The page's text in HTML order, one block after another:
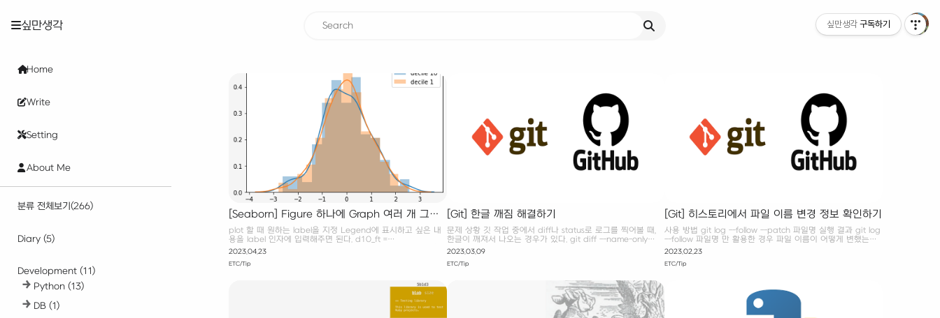
싶만생각
Home
Write
Setting
About Me
분류 전체보기(266)
Diary (5)
Development (11)
Python(13)
DB(1)
[Seaborn] Figure 하나에 Graph 여러 개 그릴
때 Legend 표시하기
plot 할 때 원하는 label을 지정 Legend에 표시하고 싶은 내
용을 label 인자에 입력해주면 된다. d10_ft =
check3[(check3['choice'] == 1)&(check3['decile'] == 10)]
['TOTL_SQ_FT_CNT'] d1_ft = check3[(check3['choice'] ==
1)&(check3['decile'] == 1)]['TOTL_SQ_FT_CNT'] f, ax =
10',ax=ax) sns.distplot(d1_ft, label = 'decile 1',ax=ax)
ax.legend() 참고 How to add legend to seaborn mult..
2023.04.23
ETC/Tip
[Git] 한글 깨짐 해결하기
문제 상황 깃 작업 중에서 diff나 status로 로그를 찍어볼 때,
한글이 깨져서 나오는 경우가 있다. git diff --name-only
auto-readme..origin/auto-readme
2023.03.09
ETC/Tip
[Git] 히스토리에서 파일 이름 변경 정보 확인하기
사용 방법 git log --follow --patch 파일명 실행 결과 git log
--follow 파일명 만 활용한 경우 파일 이름이 어떻게 변했는지
확인할 수가 없다. git log --follow 2_바이러스.py >> commit
d2b40f8af3740a54298d2212a91e442ba84592df
Author: ~ Date: Wed Feb 15 21:34:14 2023 +0900
~ Date: Tue May 17 16:52:44 2022 +0900 Add : 2_바이
러스.py git log --follow --patch 파일명 을 활..
2023.02.23
ETC/Tip
싶만생각 구독하기